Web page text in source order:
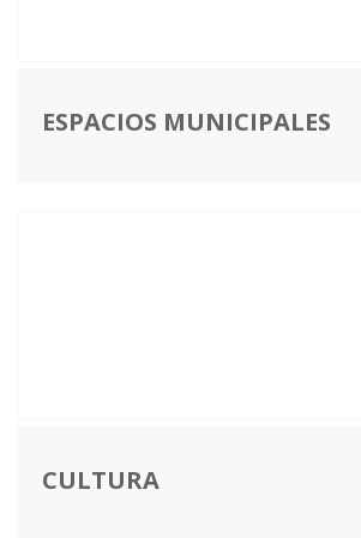
ESPACIOS MUNICIPALES
CULTURA